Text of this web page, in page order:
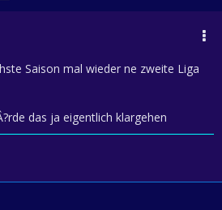
Saison mal wieder ne zweite Liga
das ja eigentlich klargehen